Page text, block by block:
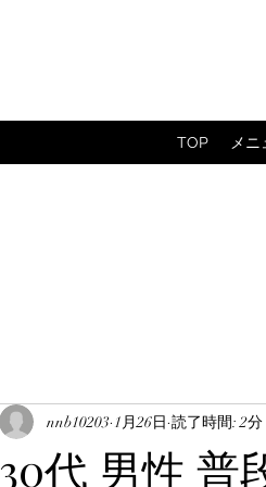
TOP メ
30代 男性
nnb10203 1月26日 読了時間: 2分